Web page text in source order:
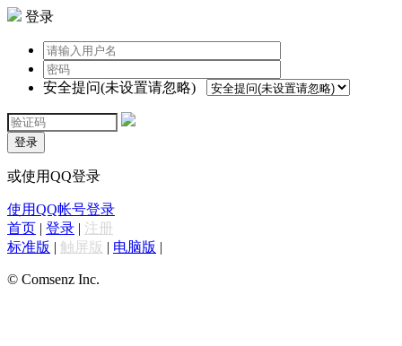
登录
安全提问(未设置请忽略)
登录
或使用QQ登录
使用QQ帐号登录
首页 | 登录 | 注册
标准版 | 触屏版 | 电脑版 |
© Comsenz Inc.